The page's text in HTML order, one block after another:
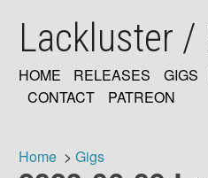
mainLackluster /
MAIN
HOME RELEASES GIGS
CONTACT
PATREON
Home Gigs